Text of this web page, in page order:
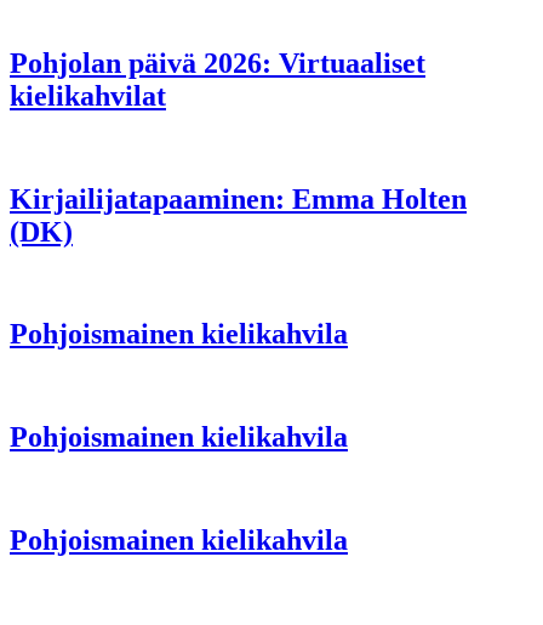
Pohjolan päivä 2026: Virtuaaliset
kielikahvilat
Kirjailijatapaaminen: Emma Holten
(DK)
Pohjoismainen kielikahvila
Pohjoismainen kielikahvila
Pohjoismainen kielikahvila